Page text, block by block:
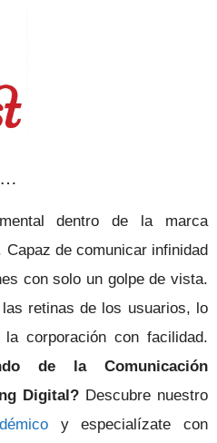
dentro de la marca
de comunicar infinidad
con solo un golpe de vista.
retinas de los usuarios, lo
corporación con facilidad.
de la Comunicación
Digital? Descubre nuestro
y especialízate con